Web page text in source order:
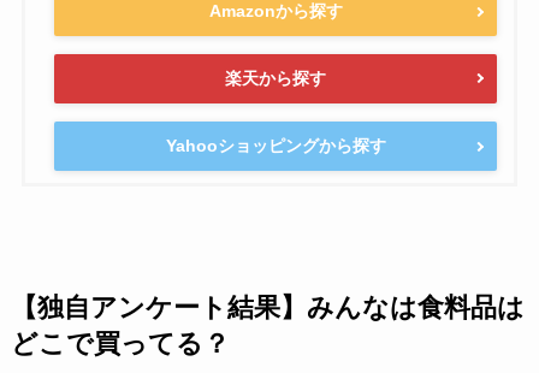
Amazonから探す
楽天から探す
Yahooショッピングから探す
【独自アンケート結果】みんなは食料品は
どこで買ってる？